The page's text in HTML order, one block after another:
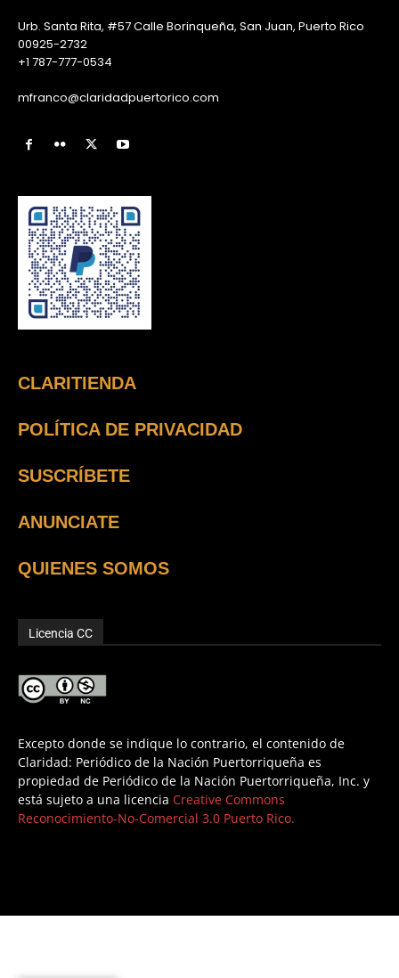
Urb. Santa Rita, #57 Calle Borinqueña, San Juan, Puerto Rico
00925-2732
+1 787-777-0534
mfranco@claridadpuertorico.com
CLARITIENDA
POLÍTICA DE PRIVACIDAD
SUSCRÍBETE
ANUNCIATE
QUIENES SOMOS
Licencia CC
Excepto donde se indique lo contrario, el contenido de
Claridad: Periódico de la Nación Puertorriqueña es
propiedad de Periódico de la Nación Puertorriqueña, Inc. y
está sujeto a una licencia Creative Commons
Reconocimiento-No-Comercial 3.0 Puerto Rico.